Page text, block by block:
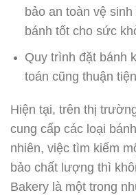
bảo an toàn vệ
bánh tốt cho sức
Quy trình đặt bánh
toán cũng thuận
Hiện tại, trên thị
cung cấp các loại
nhiên, việc tìm kiếm
bảo chất lượng thì
Bakery là một trong